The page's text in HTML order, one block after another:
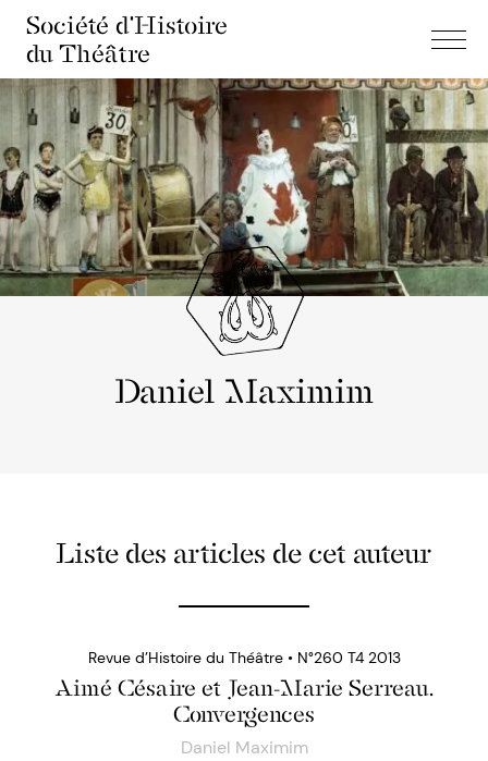
Société d'Histoire
du Théâtre
Daniel Maximim
Liste des articles de cet auteur
Revue d’Histoire du Théâtre • N°260 T4 2013
Aimé Césaire et Jean-Marie Serreau.
Convergences
Daniel Maximim